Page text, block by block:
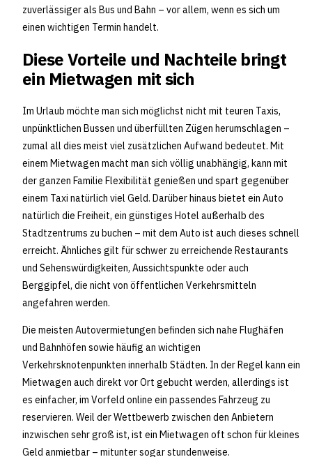
zuverlässiger als Bus und Bahn – vor allem, wenn es sich um
einen wichtigen Termin handelt.
Diese Vorteile und Nachteile bringt
ein Mietwagen mit sich
Im Urlaub möchte man sich möglichst nicht mit teuren Taxis,
unpünktlichen Bussen und überfüllten Zügen herumschlagen –
zumal all dies meist viel zusätzlichen Aufwand bedeutet. Mit
einem Mietwagen macht man sich völlig unabhängig, kann mit
der ganzen Familie Flexibilität genießen und spart gegenüber
einem Taxi natürlich viel Geld. Darüber hinaus bietet ein Auto
natürlich die Freiheit, ein günstiges Hotel außerhalb des
Stadtzentrums zu buchen – mit dem Auto ist auch dieses schnell
erreicht. Ähnliches gilt für schwer zu erreichende Restaurants
und Sehenswürdigkeiten, Aussichtspunkte oder auch
Berggipfel, die nicht von öffentlichen Verkehrsmitteln
angefahren werden.
Die meisten Autovermietungen befinden sich nahe Flughäfen
und Bahnhöfen sowie häufig an wichtigen
Verkehrsknotenpunkten innerhalb Städten. In der Regel kann ein
Mietwagen auch direkt vor Ort gebucht werden, allerdings ist
es einfacher, im Vorfeld online ein passendes Fahrzeug zu
reservieren. Weil der Wettbewerb zwischen den Anbietern
inzwischen sehr groß ist, ist ein Mietwagen oft schon für kleines
Geld anmietbar – mitunter sogar stundenweise.